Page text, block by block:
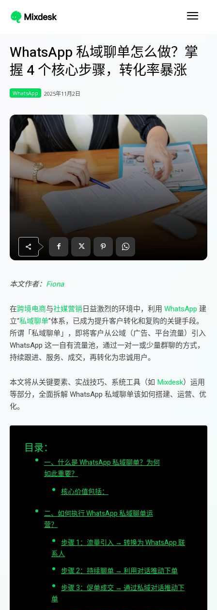
WhatsApp 私域聊单怎么做？掌
握 4 个核心步骤，转化率暴涨
WhatsApp 2025年11月2日
本文作者： Fiona
在跨境电商与社媒营销日益激烈的环境中，利用 WhatsApp 建
立“私域聊单”体系，已成为提升客户转化和复购的关键手段。
所谓「私域聊单」，即将客户从公域（广告、平台流量）引入
WhatsApp 这一自有流量池，通过一对一或少量群聊的方式，
持续跟进、服务、成交，再转化为忠诚用户。
本文将从关键要素、实战技巧、系统工具（如 Mixdesk）运用
等部分，全面拆解 WhatsApp 私域聊单该如何搭建、运营、优
化。
目录：
一、什么是 WhatsApp 私域聊单？为何
如此重要？
核心价值包括：
二、如何执行 WhatsApp 私域聊单运
营？
步骤 1：流量引入 → 转换为 WhatsApp 联
系人
步骤 2：持续聊单 → 利用对话推动下单
步骤 3：促单成交 → 通过私域对话推动下
单